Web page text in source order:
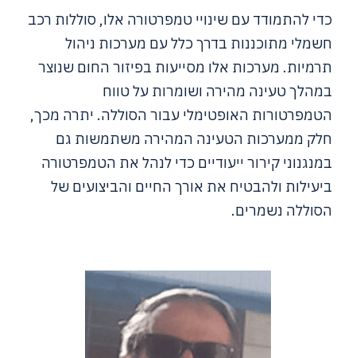
כדי להתמודד עם שינויי טמפרטורה אלו, סוללות רכב
חשמלי מתוכננות בדרך כלל עם מערכות ניהול
תרמיות. מערכות אלו מסייעות בפיזור החום שנוצר
במהלך טעינה מהירה ושומרות על טווח
הטמפרטורות האופטימלי עבור הסוללה. יתרה מכך,
חלק ממערכות הטעינה המהירה משתמשות גם
במנגנוני קירור ייעודיים כדי לנהל את הטמפרטורה
ביעילות ולהבטיח את אורך החיים והביצועים של
הסוללה נשמרים.